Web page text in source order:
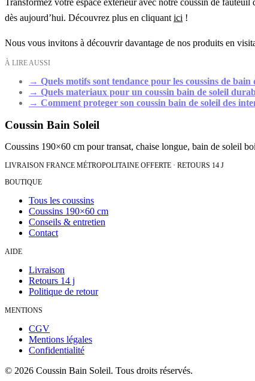
Transformez votre espace extérieur avec notre coussin de
dès aujourd’hui. Découvrez plus en cliquant ici !
Nous vous invitons à découvrir davantage de nos produits en
À LIRE AUSSI
→ Quels motifs sont tendance pour les coussins de bain
→ Quels materiaux pour un coussin bain de soleil
→ Comment proteger son coussin bain de soleil des
Coussin Bain Soleil
Coussins 190×60 cm pour transat, chaise longue, bain de soleil
LIVRAISON FRANCE MÉTROPOLITAINE OFFERTE · RETOURS 14 J
BOUTIQUE
Tous les coussins
Coussins 190×60 cm
Conseils & entretien
Contact
AIDE
Livraison
Retours 14 j
Politique de retour
MENTIONS
CGV
Mentions légales
Confidentialité
© 2026 Coussin Bain Soleil. Tous droits réservés.